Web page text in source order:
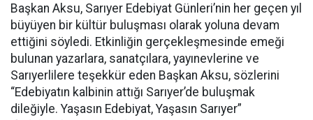
Başkan Aksu, Sarıyer Edebiyat Günleri’nin her geçen yıl
büyüyen bir kültür buluşması olarak yoluna devam
ettiğini söyledi. Etkinliğin gerçekleşmesinde emeği
bulunan yazarlara, sanatçılara, yayınevlerine ve
Sarıyerlilere teşekkür eden Başkan Aksu, sözlerini
“Edebiyatın kalbinin attığı Sarıyer’de buluşmak
dileğiyle. Yaşasın Edebiyat, Yaşasın Sarıyer”